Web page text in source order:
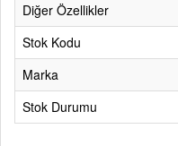
Diğer Özellikler
Stok Kodu
Marka
Stok Durumu